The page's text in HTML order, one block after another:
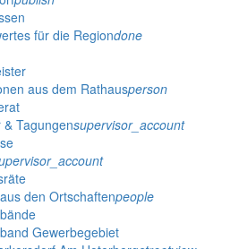
für die Regiondone
aus dem Rathausperson
& Tagungensupervisor_account
den Ortschaftenpeople
Gewerbegebiet